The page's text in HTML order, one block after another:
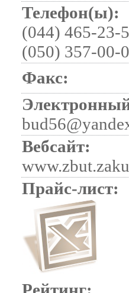
Телефон(ы):
(044) 465-23-
(050) 357-00-
Факс:
Вебсайт:
Прайс-лист: